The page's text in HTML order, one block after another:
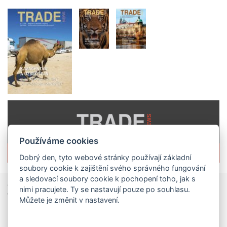
Více informací o časopisu »
Zprávyze světa obchodu
Používáme cookies
Dobrý den, tyto webové stránky používají základní
soubory cookie k zajištění svého správného fungování
a sledovací soubory cookie k pochopení toho, jak s
nimi pracujete. Ty se nastavují pouze po souhlasu.
Můžete je změnit v nastavení.